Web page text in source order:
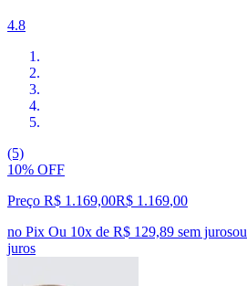
4.8
(5)
10% OFF
Preço R$ 1.169,00R$ 1.169,00
no Pix Ou 10x de R$ 129,89 sem jurosou
juros